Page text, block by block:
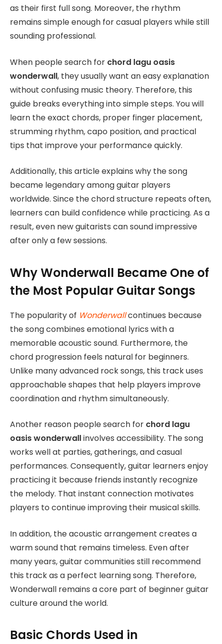
as their first full song. Moreover, the rhythm
remains simple enough for casual players while still
sounding professional.
When people search for chord lagu oasis
wonderwall, they usually want an easy explanation
without confusing music theory. Therefore, this
guide breaks everything into simple steps. You will
learn the exact chords, proper finger placement,
strumming rhythm, capo position, and practical
tips that improve your performance quickly.
Additionally, this article explains why the song
became legendary among guitar players
worldwide. Since the chord structure repeats often,
learners can build confidence while practicing. As a
result, even new guitarists can sound impressive
after only a few sessions.
Why Wonderwall Became One of
the Most Popular Guitar Songs
The popularity of Wonderwallcontinues because
the song combines emotional lyrics with a
memorable acoustic sound. Furthermore, the
chord progression feels natural for beginners.
Unlike many advanced rock songs, this track uses
approachable shapes that help players improve
coordination and rhythm simultaneously.
Another reason people search for chord lagu
oasis wonderwallinvolves accessibility. The song
works well at parties, gatherings, and casual
performances. Consequently, guitar learners enjoy
practicing it because friends instantly recognize
the melody. That instant connection motivates
players to continue improving their musical skills.
In addition, the acoustic arrangement creates a
warm sound that remains timeless. Even after
many years, guitar communities still recommend
this track as a perfect learning song. Therefore,
Wonderwall remains a core part of beginner guitar
culture around the world.
Basic Chords Used in